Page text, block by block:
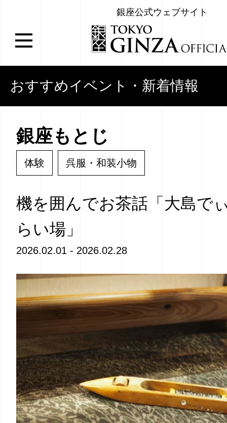
銀座公式ウェブサイト
おすすめイベント・新着情報
銀座もとじ
体験 呉服・和装小物
機を囲んでお茶話「大島で
らい場」
2026.02.01 - 2026.02.28